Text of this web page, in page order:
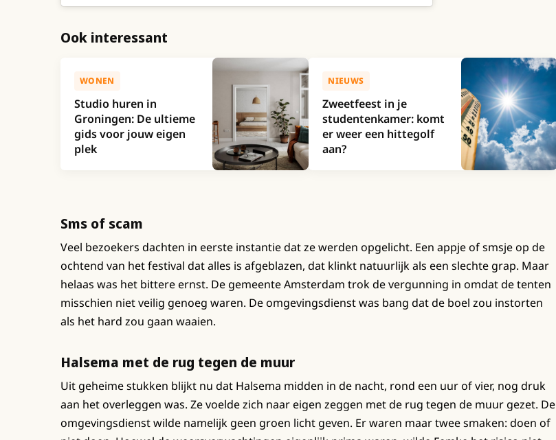
Ook interessant
WONEN
Studio huren in
Groningen: De ultieme
gids voor jouw eigen
plek
NIEUWS
Zweetfeest in je
studentenkamer: komt
er weer een hittegolf
aan?
Sms of scam
Veel bezoekers dachten in eerste instantie dat ze werden opgelicht. Een appje of smsje op de
ochtend van het festival dat alles is afgeblazen, dat klinkt natuurlijk als een slechte grap. Maar
helaas was het bittere ernst. De gemeente Amsterdam trok de vergunning in omdat de tenten
misschien niet veilig genoeg waren. De omgevingsdienst was bang dat de boel zou instorten
als het hard zou gaan waaien.
Halsema met de rug tegen de muur
Uit geheime stukken blijkt nu dat Halsema midden in de nacht, rond een uur of vier, nog druk
aan het overleggen was. Ze voelde zich naar eigen zeggen met de rug tegen de muur gezet. De
omgevingsdienst wilde namelijk geen groen licht geven. Er waren maar twee smaken: doen of